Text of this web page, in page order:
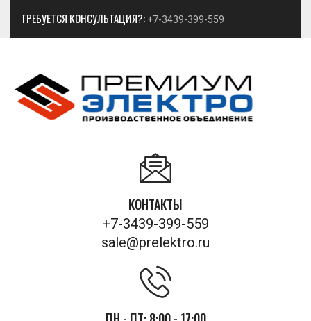
ТРЕБУЕТСЯ КОНСУЛЬТАЦИЯ?: +7-3439-399-559
КОНТАКТЫ
+7-3439-399-559
sale@prelektro.ru